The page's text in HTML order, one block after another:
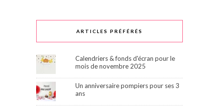
ARTICLES PRÉFÉRÉS
Calendriers & fonds d'écran pour le
mois de novembre 2025
Un anniversaire pompiers pour ses 3
ans